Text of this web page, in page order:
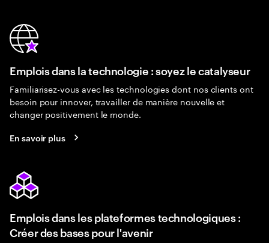
Emplois dans la technologie : soyez le catalyseur
Familiarisez-vous avec les technologies dont nos clients ont
besoin pour innover, travailler de manière nouvelle et
changer positivement le monde.
En savoir plus
Emplois dans les plateformes technologiques :
Créer des bases pour l'avenir